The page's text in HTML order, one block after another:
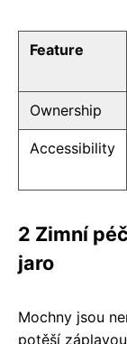
Feature
Ownership
Accessibility
2 Zimní
jaro
Mochny jsou
potěší